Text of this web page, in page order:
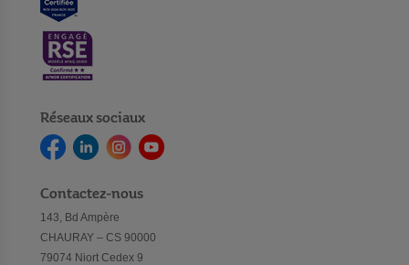
Réseaux sociaux
Contactez-nous
143, Bd Ampère
CHAURAY – CS 90000
79074 Niort Cedex 9